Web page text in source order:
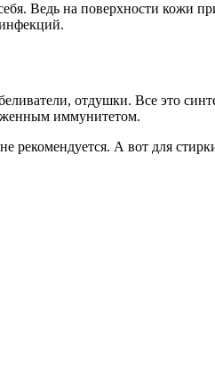
Ведь на поверхности кожи
отдушки. Все это
иммунитетом.
рекомендуется. А вот для